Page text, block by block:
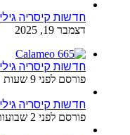
חדשות קיסריה גיליון
דצמבר 19, 2025
חדשות קיסריה גיליון
פורסם לפני 9 שעות
חדשות קיסריה גיליון
פורסם לפני 2 שבועות